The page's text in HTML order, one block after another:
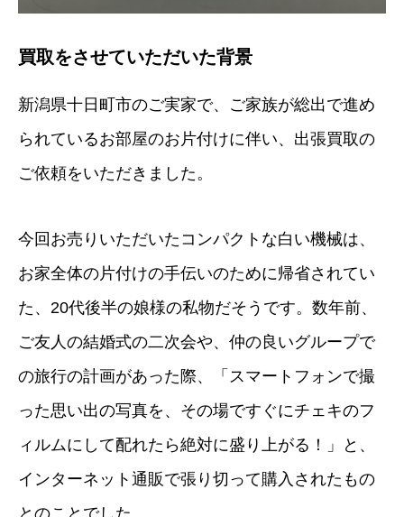
買取をさせていただいた背景
新潟県十日町市のご実家で、ご家族が総出で進め
られているお部屋のお片付けに伴い、出張買取の
ご依頼をいただきました。
今回お売りいただいたコンパクトな白い機械は、
お家全体の片付けの手伝いのために帰省されてい
た、20代後半の娘様の私物だそうです。数年前、
ご友人の結婚式の二次会や、仲の良いグループで
の旅行の計画があった際、「スマートフォンで撮
った思い出の写真を、その場ですぐにチェキのフ
ィルムにして配れたら絶対に盛り上がる！」と、
インターネット通販で張り切って購入されたもの
とのことでした。